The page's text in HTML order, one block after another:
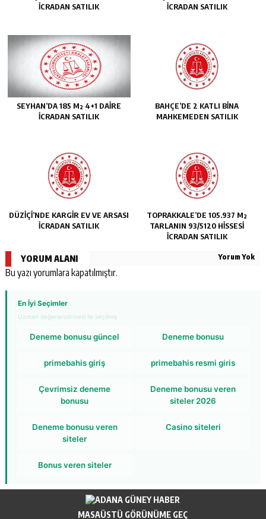
İCRADAN SATILIK
İCRADAN SATILIK
SEYHAN’DA 185 M² 4+1 DAİRE
İCRADAN SATILIK
BAHÇE’DE 2 KATLI BİNA
MAHKEMEDEN SATILIK
DÜZİÇİ’NDE KARGİR EV VE ARSASI
İCRADAN SATILIK
TOPRAKKALE’DE 105.937 M²
TARLANIN 93/5120 HİSSESİ
İCRADAN SATILIK
YORUM ALANI Yorum Yok
Bu yazı yorumlara kapatılmıştır.
En İyi Seçimler
Uzman değerlendirmesi ile seçilmiş
Deneme bonusu güncel Deneme bonusu
primebahis giriş primebahis resmi giris
Çevrimsiz deneme
bonusu
Deneme bonusu veren
siteler 2026
Deneme bonusu veren
siteler
Casino siteleri
Bonus veren siteler
MASAÜSTÜ GÖRÜNÜME GEÇ